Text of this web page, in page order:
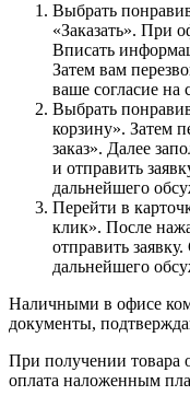
Выбрать
«Заказать». При
Вписать
Затем вам
ваше согласие на
Выбрать
корзину». Затем
заказ». Далее
и отправить
дальнейшего
Перейти в
клик». После
отправить
дальнейшего
Наличными в офисе
документы,
При получении товара
оплата наложенным